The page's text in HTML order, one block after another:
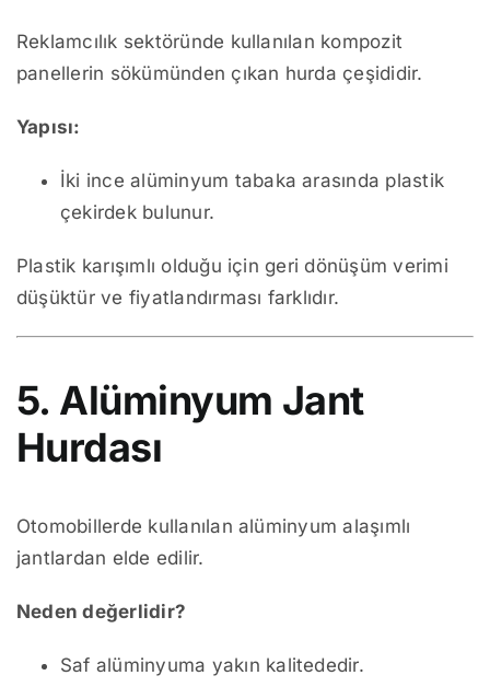
Reklamcılık sektöründe kullanılan kompozit
panellerin sökümünden çıkan hurda çeşididir.
Yapısı:
İki ince alüminyum tabaka arasında plastik
çekirdek bulunur.
Plastik karışımlı olduğu için geri dönüşüm verimi
düşüktür ve fiyatlandırması farklıdır.
5. Alüminyum Jant
Hurdası
Otomobillerde kullanılan alüminyum alaşımlı
jantlardan elde edilir.
Neden değerlidir?
Saf alüminyuma yakın kalitededir.